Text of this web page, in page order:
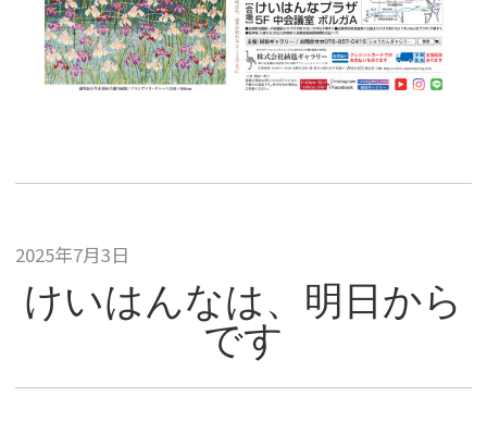
2025年7月3日
けいはんなは、明日から
です